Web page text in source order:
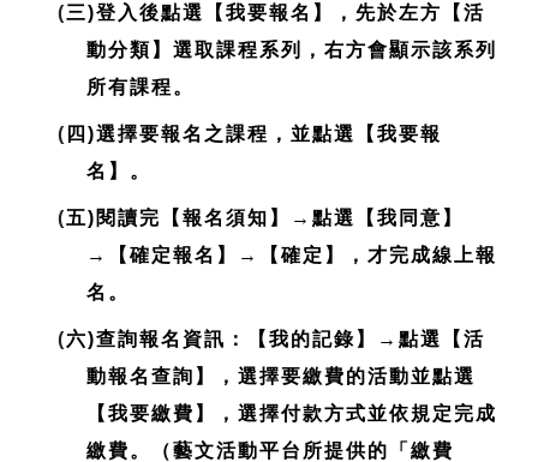
(三)登入後點選【我要報名】，先於左方【活
動分類】選取課程系列，右方會顯示該系列
所有課程。
( 四)選擇要報名之課程，並點選【我要報
名】。
(五)閱讀完【報名須知】→點選【我同意】
→【確定報名】→【確定】，才完成線上報
名。
(六)查詢報名資訊：【我的記錄】→點選【活
動報名查詢】，選擇要繳費的活動並點選
【我要繳費】，選擇付款方式並依規定完成
繳費。（藝文活動平台所提供的「繳費